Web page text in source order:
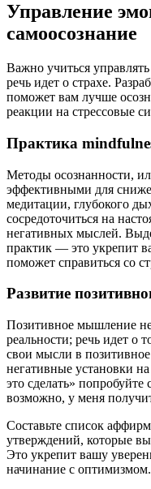
Управление
самоосознание
Важно учиться
речь идет о страхе.
поможет вам лучше
реакции на стрессовые
Практика
Методы осознанности,
эффективными для
медитации, глубокого
сосредоточиться на
негативных мыслей.
практик — это укрепит
поможет справиться со
Развитие
Позитивное мышление
реальности; речь идет о
свои мысли в
негативные установки
это сделать» попробуйте
возможно, у меня
Составьте список
утверждений, которые
Это укрепит вашу
начинание с оптимизмом.